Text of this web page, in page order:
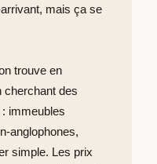
mais ça se
trouve en
cherchant des
immeubles
anglophones,
simple. Les prix